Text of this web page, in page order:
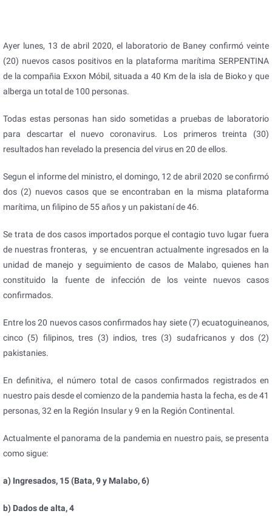
Ayer lunes, 13 de abril 2020, el laboratorio de Baney confirmó veinte
(20) nuevos casos positivos en la plataforma marítima SERPENTINA
de la compañia Exxon Móbil, situada a 40 Km de la isla de Bioko y que
alberga un total de 100 personas.
Todas estas personas han sido sometidas a pruebas de laboratorio
para descartar el nuevo coronavirus. Los primeros treinta (30)
resultados han revelado la presencia del virus en 20 de ellos.
Segun el informe del ministro, el domingo, 12 de abril 2020 se confirmó
dos (2) nuevos casos que se encontraban en la misma plataforma
marítima, un filipino de 55 años y un pakistaní de 46.
Se trata de dos casos importados porque el contagio tuvo lugar fuera
de nuestras fronteras, y se encuentran actualmente ingresados en la
unidad de manejo y seguimiento de casos de Malabo, quienes han
constituido la fuente de infección de los veinte nuevos casos
confirmados.
Entre los 20 nuevos casos confirmados hay siete (7) ecuatoguineanos,
cinco (5) filipinos, tres (3) indios, tres (3) sudafricanos y dos (2)
pakistanies.
En definitiva, el número total de casos confirmados registrados en
nuestro pais desde el comienzo de la pandemia hasta la fecha, es de 41
personas, 32 en la Región Insular y 9 en la Región Continental.
Actualmente el panorama de la pandemia en nuestro pais, se presenta
como sigue:
a) Ingresados, 15 (Bata, 9 y Malabo, 6)
b) Dados de alta, 4